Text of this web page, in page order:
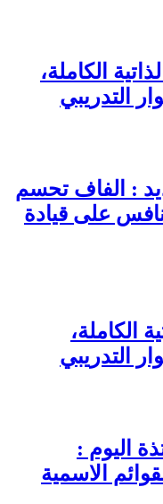
الكاملة،
التدريبي
: الفاف تحسم
و3 أسماء تتنافس على قيادة
الكاملة،
التدريبي
اليوم :
الاسمية